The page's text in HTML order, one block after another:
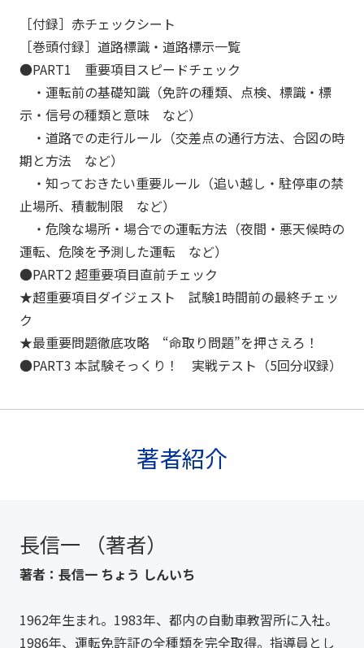
［付録］赤チェックシート
［巻頭付録］道路標識・道路標示一覧
●PART1 重要項目スピードチェック
・運転前の基礎知識（免許の種類、点検、標識・標
示・信号の種類と意味 など）
・道路での走行ルール（交差点の通行方法、合図の時
期と方法 など）
・知っておきたい重要ルール（追い越し・駐停車の禁
止場所、積載制限 など）
・危険な場所・場合での運転方法（夜間・悪天候時の
運転、危険を予測した運転 など）
●PART2 超重要項目直前チェック
★超重要項目ダイジェスト 試験1時間前の最終チェッ
ク
★最重要問題徹底攻略 “命取り問題”を押さえろ！
●PART3 本試験そっくり！ 実戦テスト（5回分収録）
著者紹介
長信一 （著者）
著者：長信一 ちょう しんいち
1962年生まれ。1983年、都内の自動車教習所に入社。
1986年、運転免許証の全種類を完全取得。指導員とし